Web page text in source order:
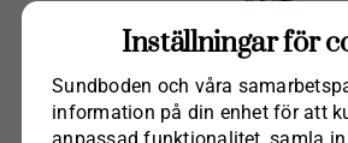
Inställningar för
Sundboden och våra
information på din enhet för att